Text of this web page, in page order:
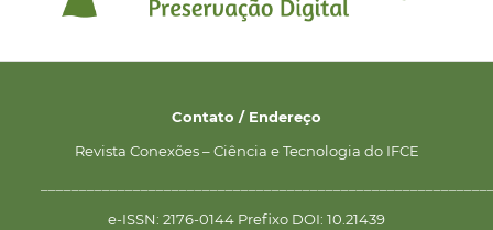
Contato / Endereço
Revista Conexões – Ciência e Tecnologia do IFCE
e-ISSN: 2176-0144 Prefixo DOI: 10.21439